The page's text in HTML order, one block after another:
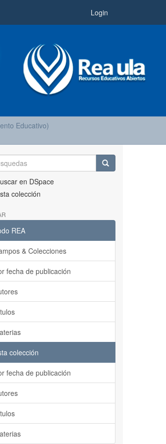
Login
Educativo)
en DSpace
colección
REA
& Colecciones
fecha de publicación
colección
fecha de publicación